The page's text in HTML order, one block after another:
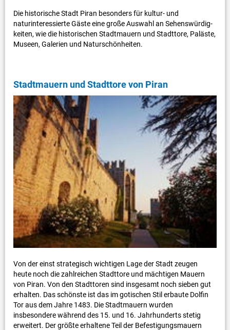
Die historische Stadt Piran besonders für kultur- und
naturinteressierte Gäste eine große Auswahl an Sehenswürdig-
keiten, wie die historischen Stadtmauern und Stadttore, Paläste,
Museen, Galerien und Naturschönheiten.
Stadtmauern und Stadttore von Piran
Von der einst strategisch wichtigen Lage der Stadt zeugen
heute noch die zahlreichen Stadttore und mächtigen Mauern
von Piran. Von den Stadttoren sind insgesamt noch sieben gut
erhalten. Das schönste ist das im gotischen Stil erbaute Dolfin
Tor aus dem Jahre 1483. Die Stadtmauern wurden
insbesondere während des 15. und 16. Jahrhunderts stetig
erweitert. Der größte erhaltene Teil der Befestigungsmauern